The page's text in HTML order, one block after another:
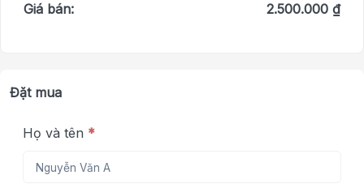
Giá bán: 2.500.000 ₫
Đặt mua
Họ và tên *